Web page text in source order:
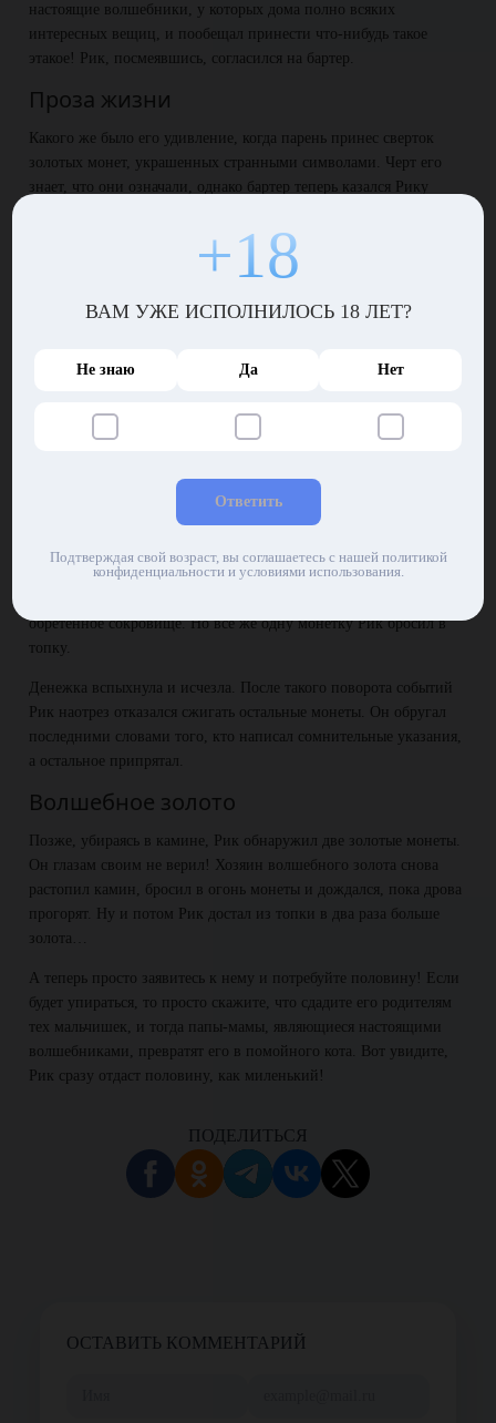
настоящие волшебники, у которых дома полно всяких
интересных вещиц, и пообещал принести что-нибудь такое
этакое! Рик, посмеявшись, согласился на бартер.
Проза жизни
Какого же было его удивление, когда парень принес сверток
золотых монет, украшенных странными символами. Черт его
знает, что они означали, однако бартер теперь казался Рику
какая разница, какие там на нем выгравированы символы!
Рик отдал малышам всю телегу и поскорее убрался восвояси,
аморально пользоваться глупостью малышей! И будет тысячу раз
золотых монет ослепляет совесть даже самых честных людей, и
Дома Рик внимательно изучил «волшебные» монетки. На
каждой мелкими буквами было написано: «Сожги меня!».
обретенное сокровище. Но все же одну монетку Рик бросил в
топку.
Денежка вспыхнула и исчезла. После такого поворота событий
Рик наотрез отказался сжигать остальные монеты. Он обругал
последними словами того, кто написал сомнительные указания,
а остальное припрятал.
Волшебное золото
Позже, убираясь в камине, Рик обнаружил две золотые монеты.
Он глазам своим не верил! Хозяин волшебного золота снова
растопил камин, бросил в огонь монеты и дождался, пока дрова
прогорят. Ну и потом Рик достал из топки в два раза больше
золота…
А теперь просто заявитесь к нему и потребуйте половину! Если
будет упираться, то просто скажите, что сдадите его родителям
тех мальчишек, и тогда папы-мамы, являющиеся настоящими
волшебниками, превратят его в помойного кота. Вот увидите,
Рик сразу отдаст половину, как миленький!
ПОДЕЛИТЬСЯ
ОСТАВИТЬ КОММЕНТАРИЙ
+18
ВАМ УЖЕ ИСПОЛНИЛОСЬ 18 ЛЕТ?
Не знаю Да Нет
Ответить
Подтверждая свой возраст, вы соглашаетесь с нашей политикой
конфиденциальности и условиями использования.